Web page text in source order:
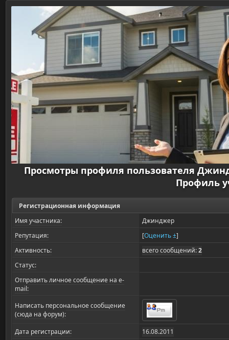
Просмотры профиля пользователя
Профиль
Регистрационная информация
Имя участника:
Джинджер
Репутация:
[Оценить ±]
Активность:
всего сообщений:2
Статус:
Отправить личное сообщение на e-
mail:
Написать персональное сообщение
(сюда на форум):
Дата регистрации:
16.08.2011